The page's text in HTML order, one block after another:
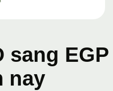
sang EGP
nay